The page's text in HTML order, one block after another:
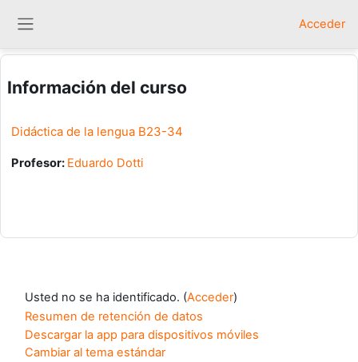
Acceder
Información del curso
Didáctica de la lengua B23-34
Profesor: Eduardo Dotti
Usted no se ha identificado. (Acceder)
Resumen de retención de datos
Descargar la app para dispositivos móviles
Cambiar al tema estándar